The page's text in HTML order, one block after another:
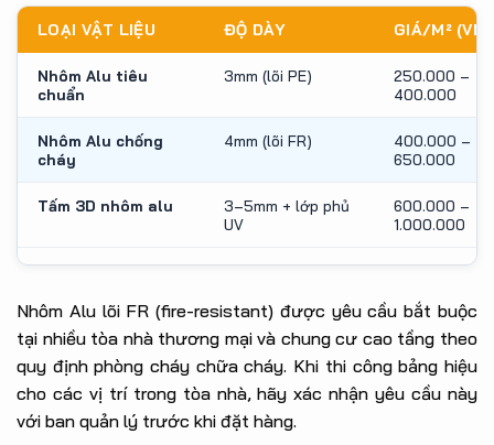
LOẠI VẬT LIỆU ĐỘ DÀY GIÁ/M²
Nhôm Alu tiêu
chuẩn
3mm (lõi PE)
250.000 –
400.000
Nhôm Alu chống
cháy
4mm (lõi FR)
400.000 –
650.000
Tấm 3D nhôm alu
3–5mm + lớp phủ
UV
600.000 –
1.000.000
Nhôm Alu lõi FR (fire-resistant) được yêu cầu bắt buộc
tại nhiều tòa nhà thương mại và chung cư cao tầng theo
quy định phòng cháy chữa cháy. Khi thi công bảng hiệu
cho các vị trí trong tòa nhà, hãy xác nhận yêu cầu này
với ban quản lý trước khi đặt hàng.